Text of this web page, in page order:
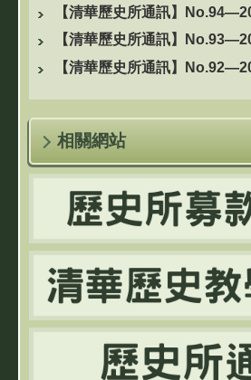
【清華歷史所通訊】
【清華歷史所通訊】
【清華歷史所通訊】
相關網站